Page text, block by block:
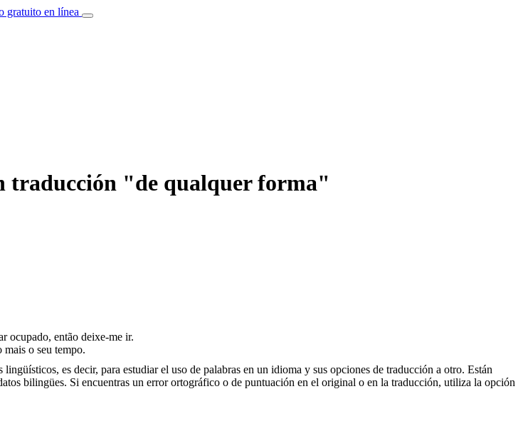
gratuito en línea
traducción "de qualquer forma"
ocupado, então deixe-me ir.
o seu tempo.
es decir, para estudiar el uso de palabras en un idioma y sus opciones de traducción a otro. Están
bilingües. Si encuentras un error ortográfico o de puntuación en el original o en la traducción, utiliza la opción